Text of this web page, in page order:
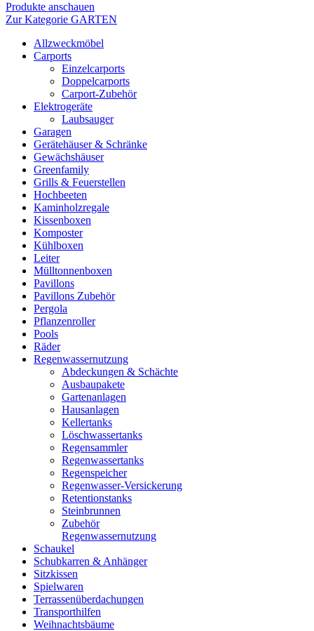
Produkte anschauen
Zur Kategorie GARTEN
Allzweckmöbel
Carports
Einzelcarports
Doppelcarports
Carport-Zubehör
Elektrogeräte
Laubsauger
Garagen
Gerätehäuser & Schränke
Gewächshäuser
Greenfamily
Grills & Feuerstellen
Hochbeeten
Kaminholzregale
Kissenboxen
Komposter
Kühlboxen
Leiter
Mülltonnenboxen
Pavillons
Pavillons Zubehör
Pergola
Pflanzenroller
Pools
Räder
Regenwassernutzung
Abdeckungen & Schächte
Ausbaupakete
Gartenanlagen
Hausanlagen
Kellertanks
Löschwassertanks
Regensammler
Regenwassertanks
Regenspeicher
Regenwasser-Versickerung
Retentionstanks
Steinbrunnen
Zubehör
Regenwassernutzung
Schaukel
Schubkarren & Anhänger
Sitzkissen
Spielwaren
Terrassenüberdachungen
Transporthilfen
Weihnachtsbäume